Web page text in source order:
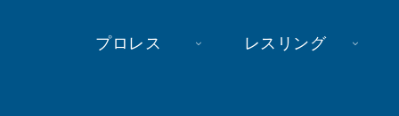
プロレス レスリング